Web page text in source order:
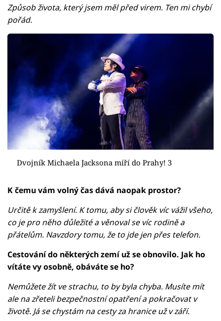
Způsob života, který jsem měl před virem. Ten mi chybí
pořád.
Dvojník Michaela Jacksona míří do Prahy! 3
K čemu vám volný čas dává naopak prostor?
Určitě k zamyšlení. K tomu, aby si člověk víc vážil všeho,
co je pro něho důležité a věnoval se víc rodině a
přátelům. Navzdory tomu, že to jde jen přes telefon.
Cestování do některých zemí už se obnovilo. Jak ho
vítáte vy osobně, obáváte se ho?
Nemůžete žít ve strachu, to by byla chyba. Musíte mít
ale na zřeteli bezpečnostní opatření a pokračovat v
životě. Já se chystám na cesty za hranice už v září.